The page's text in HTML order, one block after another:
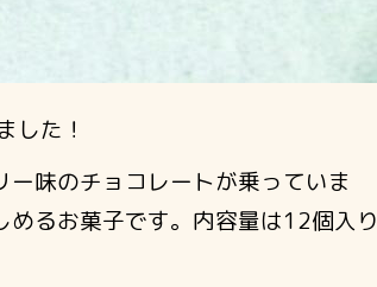
した！
味のチョコレートが乗っていま
るお菓子です。内容量は12個入り